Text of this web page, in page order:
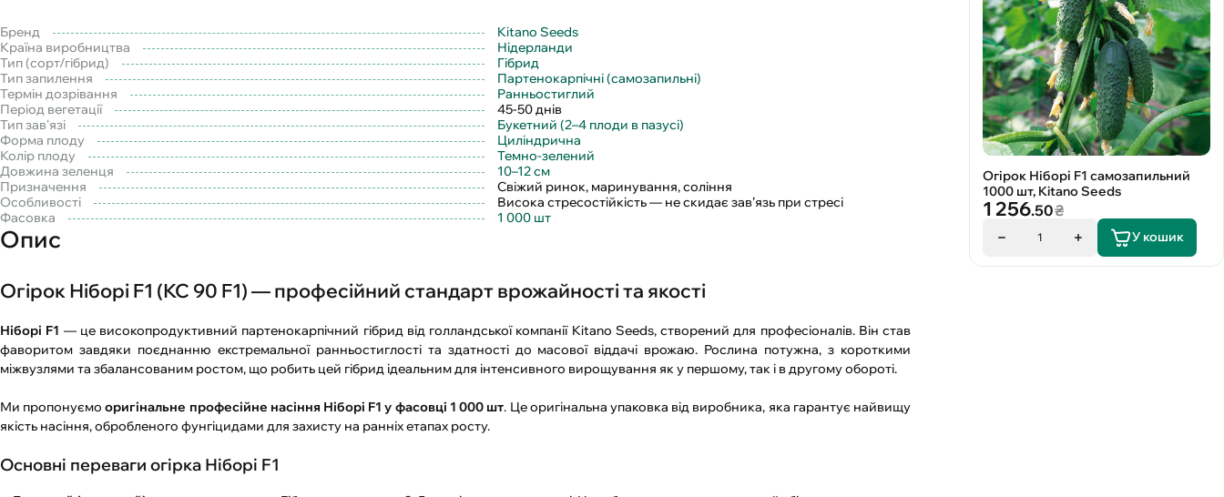
Бренд
Kitano Seeds
Країна виробництва
Нідерланди
Тип (сорт/гібрид)
Гібрид
Тип запилення
Партенокарпічні (самозапильні)
Термін дозрівання
Ранньостиглий
Період вегетації
45-50 днів
Тип зав'язі
Букетний (2–4 плоди в пазусі)
Форма плоду
Циліндрична
Колір плоду
Темно-зелений
Довжина зеленця
10–12 см
Призначення
Свіжий ринок, маринування, соління
Особливості
Висока стресостійкість — не скидає зав’язь при стресі
Фасовка
1 000 шт
Опис
Огірок Ніборі F1 (КС 90 F1) — професійний стандарт врожайності та якості
Ніборі F1 — це високопродуктивний партенокарпічний гібрид від голландської компанії Kitano Seeds, створений для професіоналів. Він став
фаворитом завдяки поєднанню екстремальної ранньостиглості та здатності до масової віддачі врожаю. Рослина потужна, з короткими
міжвузлями та збалансованим ростом, що робить цей гібрид ідеальним для інтенсивного вирощування як у першому, так і в другому обороті.
Ми пропонуємооригінальне професійне насіння Ніборі F1 у фасовці 1 000 шт. Це оригінальна упаковка від виробника, яка гарантує найвищу
якість насіння, обробленого фунгіцидами для захисту на ранніх етапах росту.
Основні переваги огірка Ніборі F1
Огірок Ніборі F1 самозапильний
1000 шт, Kitano Seeds
1 256.50₴
1 У кошик